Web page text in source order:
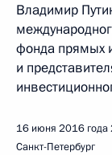
Владимир
фонда прямых
и
16 июня 2016 года
Санкт-Петербург